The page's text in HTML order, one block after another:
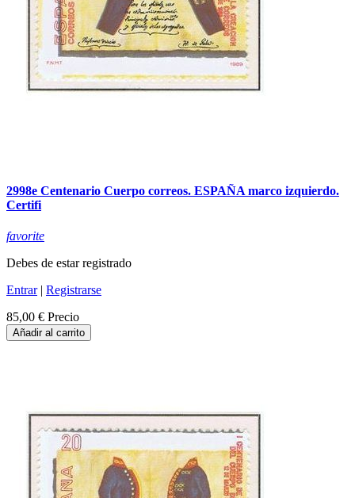
2998e Centenario Cuerpo correos. ESPAÑA marco izquierdo.
Certifi
favorite
Debes de estar registrado
Entrar| Registrarse
85,00 € Precio
Añadir al carrito